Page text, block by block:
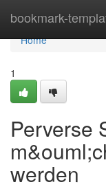
bookmark-
Home
Home
1
Perverse
werden